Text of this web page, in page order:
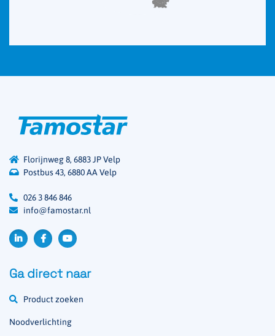
Florijnweg 8, 6883 JP Velp
Postbus 43, 6880 AA Velp
026 3 846 846
info@famostar.nl
Ga direct naar
Product zoeken
Noodverlichting